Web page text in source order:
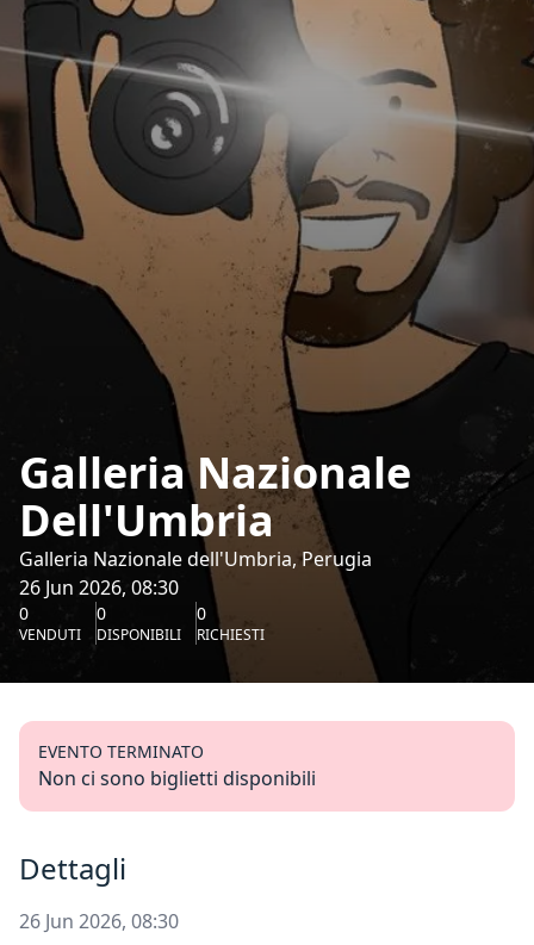
Galleria Nazionale
Dell'Umbria
Galleria Nazionale dell'Umbria, Perugia
26 Jun 2026, 08:30
0
VENDUTI
0
DISPONIBILI
0
RICHIESTI
EVENTO TERMINATO
Non ci sono biglietti disponibili
Dettagli
26 Jun 2026, 08:30